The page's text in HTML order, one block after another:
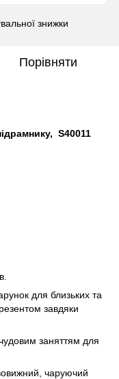
знижки
Порівняти
S40011
для близьких та
завдяки
заняттям для
чаруючий